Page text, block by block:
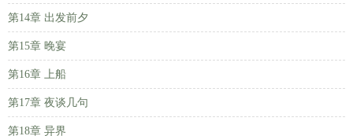
第14章 出发前夕
第15章 晚宴
第16章 上船
第17章 夜谈几句
第18章 异界